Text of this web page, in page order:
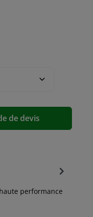
de devis
performance